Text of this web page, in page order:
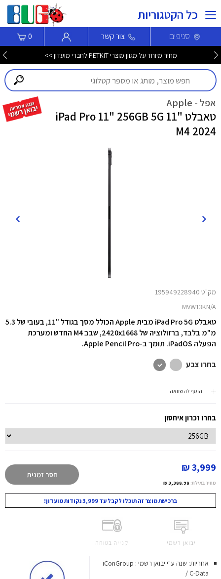
כל הקטגוריות
סניפים צור קשר 0
מחיר מיוחד על מגוון מוצרי PETKIT לחברי מועדון >>
אפל - Apple
טאבלט "11 iPad Pro 11" 256GB 5G
M4 2024
מק"ט 195949228940
MVW13KN/A
טאבלט iPad Pro 5G מבית Apple הכולל מסך בגודל "11, בעובי של 5.3
מ"מ בלבד, ברזולוציה של 2420x1668, שבב M4 החדש ומערכת
הפעלה iPadOS. תומך ב-Apple Pencil Pro.
בחרו צבע
הוסף להשוואה
בחרו זכרון איחסון
3,999 ₪
מחיר באילת: 3,388.98 ₪
חסר זמנית
ברכישת מוצר זה תוכלו לקבל עד 3,999 נקודות מועדון!
יבואן רשמי קנייה בטוחה
אחריות: שנה ע"י יבואן רשמי : iConGroup
/ C-Data